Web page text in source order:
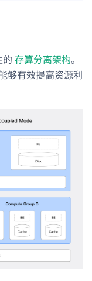
的 存算分离架构。
够有效提高资源利